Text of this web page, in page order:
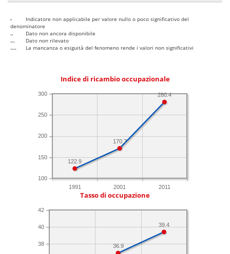
-
Indicatore non applicabile per valore nullo o poco significativo del
denominatore
..
Dato non ancora disponibile
...
Dato non rilevato
....
La mancanza o esiguità del fenomeno rende i valori non significativi
Indice di ricambio occupazionale
1991 2001 2011
100
150
200
250
300 280.4
170.7
122.9
Tasso di occupazione
38
40
42
39.4
36.9